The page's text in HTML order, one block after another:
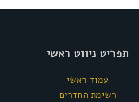
תפריט ניווט ראשי
עמוד ראשי
רשימת החדרים